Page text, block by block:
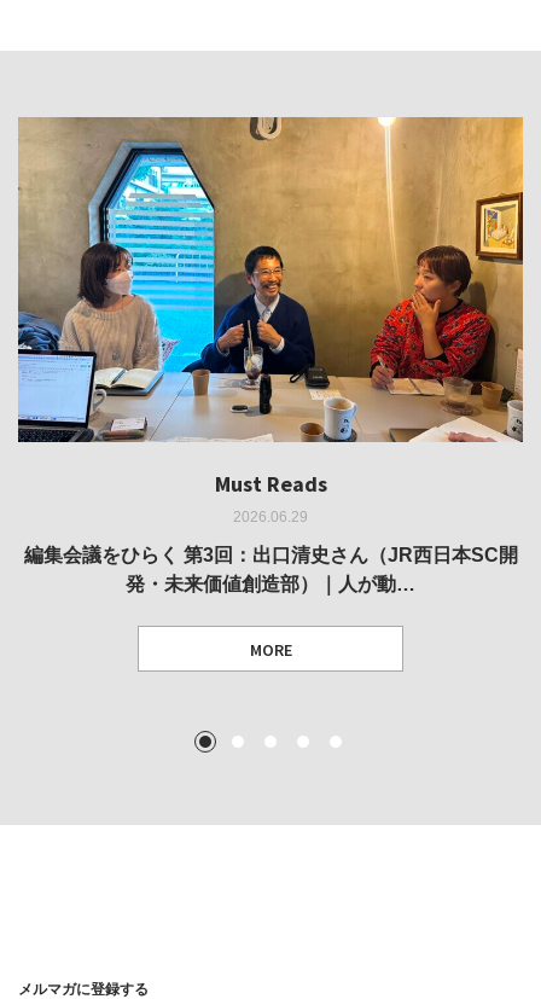
Must Reads
2026.06.29
編集会議をひらく 第3回：出口清史さん（JR西日本SC開
発・未来価値創造部）｜人が動…
MORE
Must Reads
2026.05.14
REVIEW｜果たして美術家・梅津庸一は、「大阪のゆかり
作家」となることができたのか…
Must Reads
2026.03.11
REPORT｜博覧会の残像
MORE
Must Reads
2026.02.25
REVIEW｜菊池聡太朗 個展「余りの風景」
MORE
Must Reads
2025.10.01
REVIEW｜生の存在証明としての線——「ライフライン」
展
1 2 3 4 5
メルマガに登録する